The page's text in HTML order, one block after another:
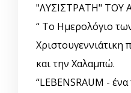
"ΛΥΣΙΣΤΡΑΤΗ" ΤΟΥ
“ Το Ημερολόγιο
Χριστουγεννιάτικη
και την Χαλαμπώ.
“LEBENSRAUM -